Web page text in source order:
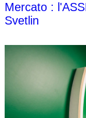
Mercato :
Svetlin